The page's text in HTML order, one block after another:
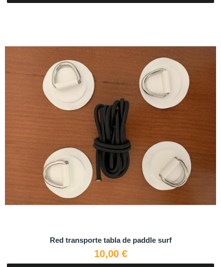
Red transporte tabla de paddle surf
10,00 €